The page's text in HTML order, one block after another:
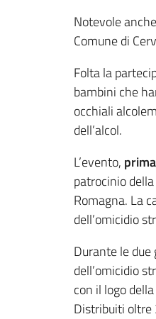
Notevole
Comune di
Folta la
bambini che
occhiali
dell’alcol.
L’evento,
patrocinio
Romagna. La
dell’omicidio
Durante le
dell’omicidio
con il logo
Distribuiti oltre